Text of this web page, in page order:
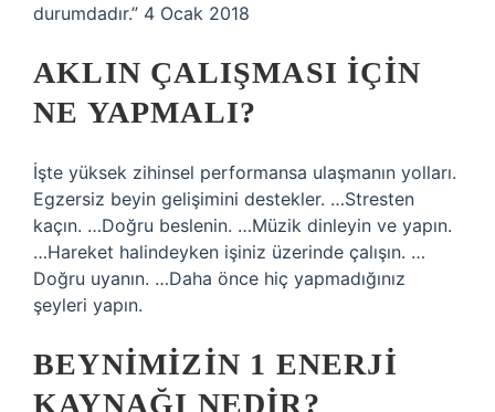
durumdadır.” 4 Ocak 2018
AKLIN ÇALIŞMASI IÇIN
NE YAPMALI?
İşte yüksek zihinsel performansa ulaşmanın yolları.
Egzersiz beyin gelişimini destekler. …Stresten
kaçın. …Doğru beslenin. …Müzik dinleyin ve yapın.
…Hareket halindeyken işiniz üzerinde çalışın. …
Doğru uyanın. …Daha önce hiç yapmadığınız
şeyleri yapın.
BEYNIMIZIN 1 ENERJI
KAYNAĞI NEDIR?